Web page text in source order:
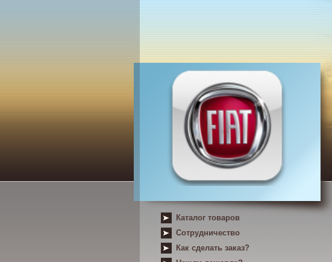
Каталог товаров
Сотрудничество
Как сделать заказ?